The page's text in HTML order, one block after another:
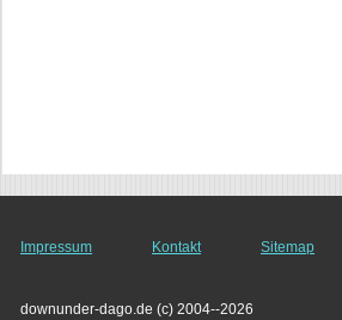
Impressum Kontakt Sitemap
downunder-dago.de (c) 2004--2026